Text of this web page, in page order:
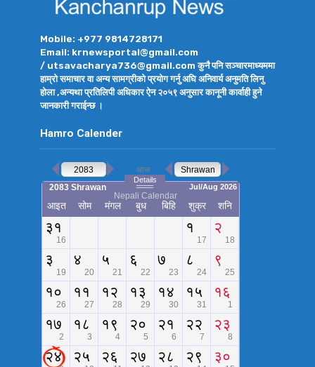
Mobile: +977 9814728171
Email: krnewsportal@gmail.com
/ utsavacharya736@gmail.com कुनै पनि सञ्चारमाध्यममा
हाम्रो समाचार वा अन्य सामग्रीको प्रयोग गर्नु अघि अनिवार्य अनुमति लिनु
होला ,अन्यथा प्रतिलिपी अधिकार ऐन २०५९ अनुसार कानूनी कार्वाही हुने
जानकारी गराईन्छ ।
Hamro Calender